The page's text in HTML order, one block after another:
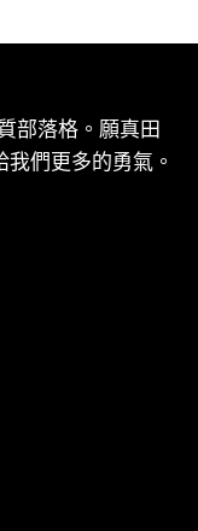
部落格。願真田
們更多的勇氣。